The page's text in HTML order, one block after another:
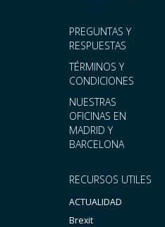
RECURSOS UTILES
ACTUALIDAD
Brexit
PREGUNTAS Y
RESPUESTAS
TÉRMINOS Y
CONDICIONES
NUESTRAS
OFICINAS EN
MADRID Y
BARCELONA